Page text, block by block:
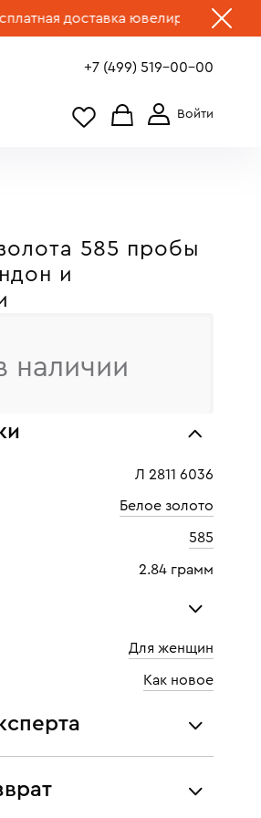
доставка ювелирных изделий по
+7 (499) 519-00-00
585 пробы
и
наличии
Л 2811 6036
Белое золото
585
2.84 грамм
1 шт
3,96
Для женщин
Как новое
экспертизу подлинности и
ювелирных изделий,
драгоценный металл, цвет,